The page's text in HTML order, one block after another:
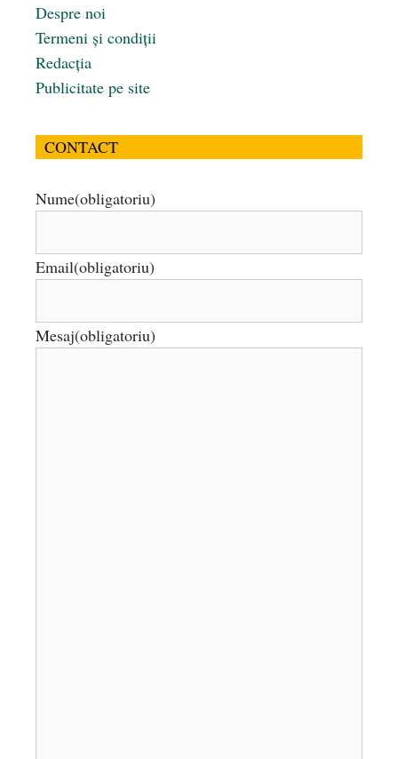
Despre noi
Termeni și condiții
Redacția
Publicitate pe site
CONTACT
Nume(obligatoriu)
Email(obligatoriu)
Mesaj(obligatoriu)